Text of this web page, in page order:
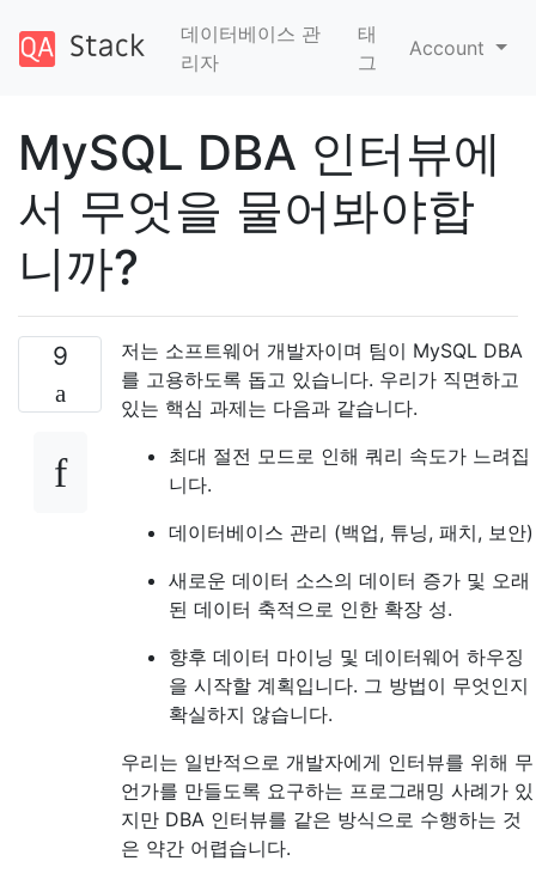
데이터베이스 관
리자
태
그
Account
MySQL DBA 인터뷰에
서 무엇을 물어봐야합
니까?
9
저는 소프트웨어 개발자이며 팀이 MySQL DBA
를 고용하도록 돕고 있습니다. 우리가 직면하고
있는 핵심 과제는 다음과 같습니다.
최대 절전 모드로 인해 쿼리 속도가 느려집
니다.
데이터베이스 관리 (백업, 튜닝, 패치, 보안)
새로운 데이터 소스의 데이터 증가 및 오래
된 데이터 축적으로 인한 확장 성.
향후 데이터 마이닝 및 데이터웨어 하우징
을 시작할 계획입니다. 그 방법이 무엇인지
확실하지 않습니다.
우리는 일반적으로 개발자에게 인터뷰를 위해 무
언가를 만들도록 요구하는 프로그래밍 사례가 있
지만 DBA 인터뷰를 같은 방식으로 수행하는 것
은 약간 어렵습니다.